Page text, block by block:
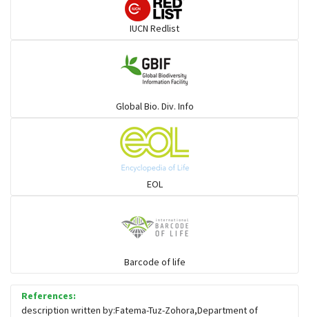
চড়ুই-বাবুই-খঞ্জন-তুলিকা-মুনিয়া
চড়ুই-বাবুই-খঞ্জন-তুলিকা-মুনিয়া
চিল-বাজ -ঈগল-শিকরে
চ্যাগা, বাটান, জিরিয়া ও তাদের সহজাত
IUCN Redlist
Global Bio. Div. Info
EOL
Barcode of life
References:
description written by:Fatema-Tuz-Zohora,Department of